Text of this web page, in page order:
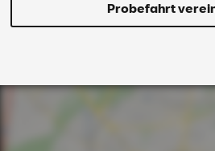
Probefahrt